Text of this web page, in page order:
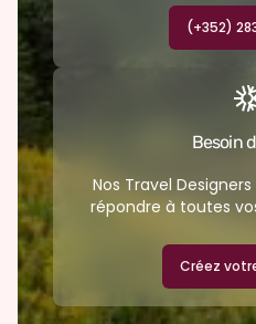
(+352)
Besoin
Nos Travel
répondre à toutes
Créez